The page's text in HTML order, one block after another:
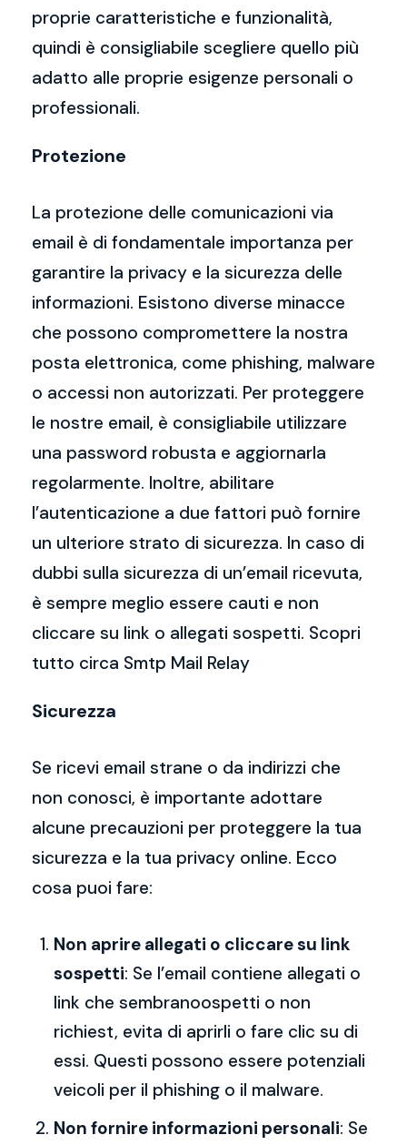
proprie caratteristiche e funzionalità,
quindi è consigliabile scegliere quello più
adatto alle proprie esigenze personali o
professionali.
Protezione
La protezione delle comunicazioni via
email è di fondamentale importanza per
garantire la privacy e la sicurezza delle
informazioni. Esistono diverse minacce
che possono compromettere la nostra
posta elettronica, come phishing, malware
o accessi non autorizzati. Per proteggere
le nostre email, è consigliabile utilizzare
una password robusta e aggiornarla
regolarmente. Inoltre, abilitare
l’autenticazione a due fattori può fornire
un ulteriore strato di sicurezza. In caso di
dubbi sulla sicurezza di un’email ricevuta,
è sempre meglio essere cauti e non
cliccare su link o allegati sospetti. Scopri
tutto circa Smtp Mail Relay
Sicurezza
Se ricevi email strane o da indirizzi che
non conosci, è importante adottare
alcune precauzioni per proteggere la tua
sicurezza e la tua privacy online. Ecco
cosa puoi fare:
Non aprire allegati o cliccare su link
sospetti: Se l’email contiene allegati o
link che sembranoospetti o non
richiest, evita di aprirli o fare clic su di
essi. Questi possono essere potenziali
veicoli per il phishing o il malware.
Non fornire informazioni personali: Se